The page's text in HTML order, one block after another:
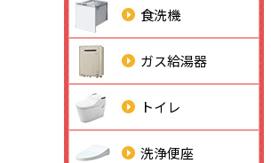
食洗機
ガス給湯器
トイレ
洗浄便座